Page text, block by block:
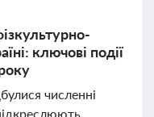
ключові події
численні